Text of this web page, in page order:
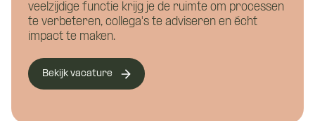
veelzijdige functie krijg je de ruimte om processen
te verbeteren, collega's te adviseren en écht
impact te maken.
Bekijk vacature
Hoe kunnen we je bereiken?
E-mailadres*